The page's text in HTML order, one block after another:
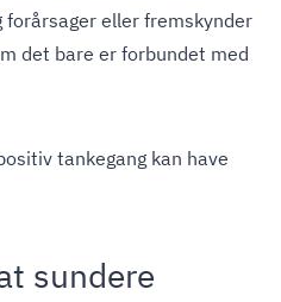
eller fremskynder
det bare er forbundet med
tankegang kan have
sundere